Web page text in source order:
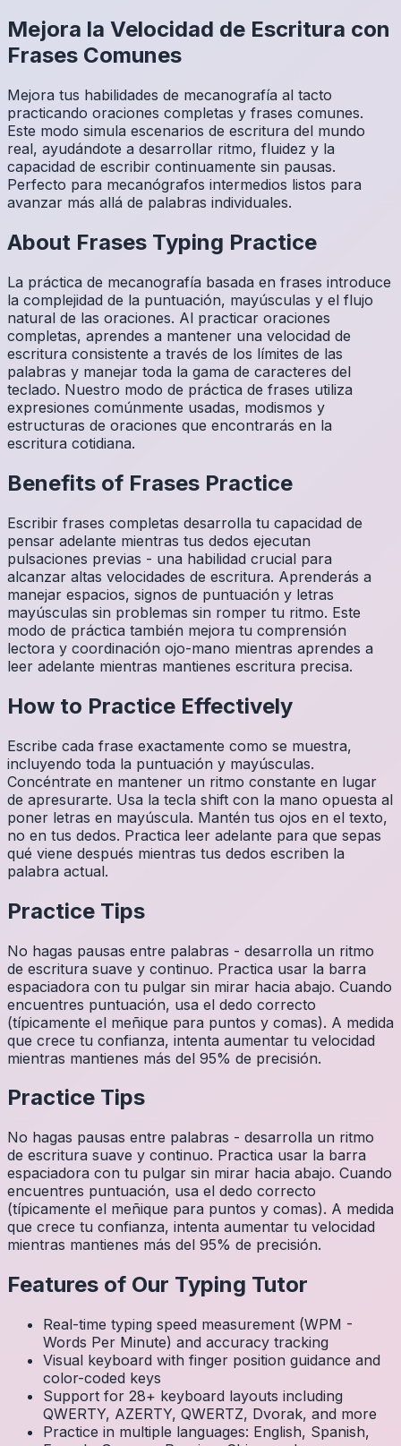
Mejora la Velocidad de Escritura con
Frases Comunes
Mejora tus habilidades de mecanografía al tacto
practicando oraciones completas y frases comunes.
Este modo simula escenarios de escritura del mundo
real, ayudándote a desarrollar ritmo, fluidez y la
capacidad de escribir continuamente sin pausas.
Perfecto para mecanógrafos intermedios listos para
avanzar más allá de palabras individuales.
About Frases Typing Practice
La práctica de mecanografía basada en frases introduce
la complejidad de la puntuación, mayúsculas y el flujo
natural de las oraciones. Al practicar oraciones
completas, aprendes a mantener una velocidad de
escritura consistente a través de los límites de las
palabras y manejar toda la gama de caracteres del
teclado. Nuestro modo de práctica de frases utiliza
expresiones comúnmente usadas, modismos y
estructuras de oraciones que encontrarás en la
escritura cotidiana.
Benefits of Frases Practice
Escribir frases completas desarrolla tu capacidad de
pensar adelante mientras tus dedos ejecutan
pulsaciones previas - una habilidad crucial para
alcanzar altas velocidades de escritura. Aprenderás a
manejar espacios, signos de puntuación y letras
mayúsculas sin problemas sin romper tu ritmo. Este
modo de práctica también mejora tu comprensión
lectora y coordinación ojo-mano mientras aprendes a
leer adelante mientras mantienes escritura precisa.
How to Practice Effectively
Escribe cada frase exactamente como se muestra,
incluyendo toda la puntuación y mayúsculas.
Concéntrate en mantener un ritmo constante en lugar
de apresurarte. Usa la tecla shift con la mano opuesta al
poner letras en mayúscula. Mantén tus ojos en el texto,
no en tus dedos. Practica leer adelante para que sepas
qué viene después mientras tus dedos escriben la
palabra actual.
Practice Tips
No hagas pausas entre palabras - desarrolla un ritmo
de escritura suave y continuo. Practica usar la barra
espaciadora con tu pulgar sin mirar hacia abajo. Cuando
encuentres puntuación, usa el dedo correcto
(típicamente el meñique para puntos y comas). A medida
que crece tu confianza, intenta aumentar tu velocidad
mientras mantienes más del 95% de precisión.
Practice Tips
No hagas pausas entre palabras - desarrolla un ritmo
de escritura suave y continuo. Practica usar la barra
espaciadora con tu pulgar sin mirar hacia abajo. Cuando
encuentres puntuación, usa el dedo correcto
(típicamente el meñique para puntos y comas). A medida
que crece tu confianza, intenta aumentar tu velocidad
mientras mantienes más del 95% de precisión.
Features of Our Typing Tutor
Real-time typing speed measurement (WPM -
Words Per Minute) and accuracy tracking
Visual keyboard with finger position guidance and
color-coded keys
Support for 28+ keyboard layouts including
QWERTY, AZERTY, QWERTZ, Dvorak, and more
Practice in multiple languages: English, Spanish,